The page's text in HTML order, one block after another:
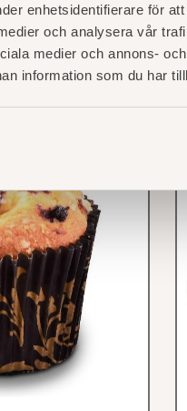
enhetsidentifierare för
och analysera vår
medier och annons-
information som du har